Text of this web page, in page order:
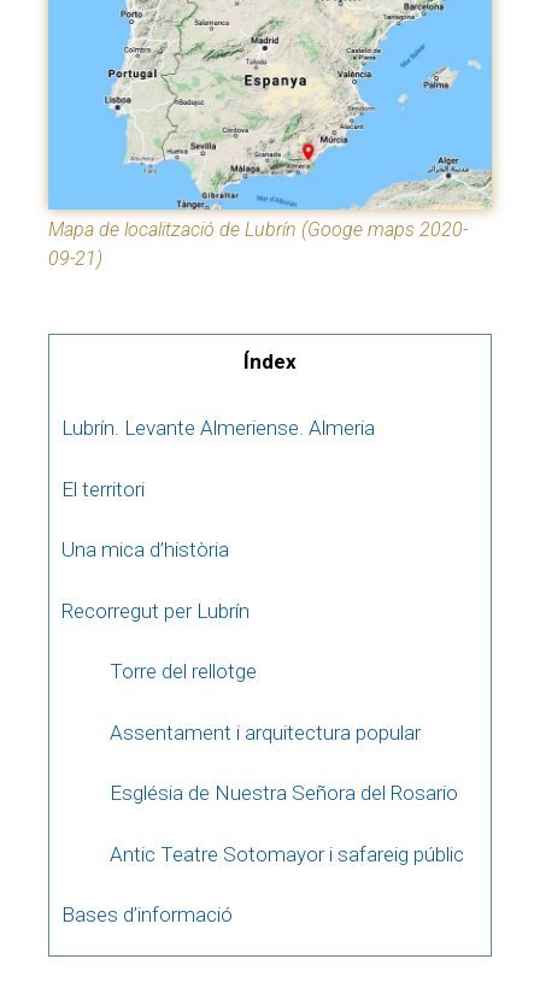
Mapa de localització de Lubrín (Googe maps 2020-
09-21)
Índex
Lubrín. Levante Almeriense. Almeria
El territori
Una mica d’història
Recorregut per Lubrín
Torre del rellotge
Assentament i arquitectura popular
Església de Nuestra Señora del Rosario
Antic Teatre Sotomayor i safareig públic
Bases d’informació